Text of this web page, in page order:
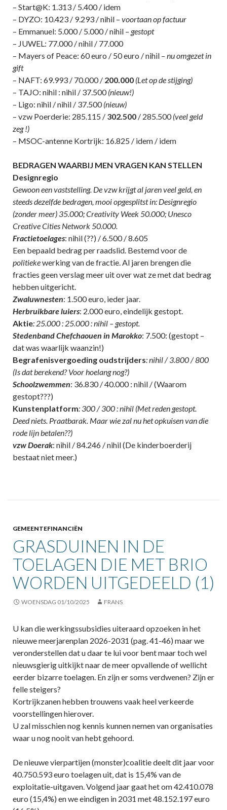
– Start@K: 1.313 / 5.400 / idem
– DYZO: 10.423 / 9.293 / nihil – voortaan op factuur
– Emmanuel: 5.000 / 5.000 / nihil – gestopt
– JUWEL: 77.000 / nihil / 77.000
– Mayers of Peace: 60 euro / 50 euro / nihil – nu omgezet in
gift
– NAFT: 69.993 / 70.000 / 200.000 (Let op de stijging)
– TAJO: nihil : nihil / 37.500(nieuw!)
– Ligo: nihil / nihil / 37.500(nieuw)
– vzw Poerderie: 285.115 / 302.500 / 285.500(veel geld
zeg !)
– MSOC-antenne Kortrijk: 16.825 / idem / idem
BEDRAGEN WAARBIJ MEN VRAGEN KAN STELLEN
Designregio
Gewoon een vaststelling. De vzw krijgt al jaren veel geld, en
steeds dezelfde bedragen, mooi opgesplitst in: Designregio
(zonder meer) 35.000; Creativity Week 50.000; Unesco
Creative Cities Network 50.000.
Fractietoelages: nihil (??) / 6.500 / 8.605
Een bepaald bedrag per raadslid. Bestemd voor de
politiekewerking van de fractie. Al jaren brengen die
fracties geen verslag meer uit over wat ze met dat bedrag
hebben uitgericht.
Zwaluwnesten: 1.500 euro, ieder jaar.
Herbruikbare luiers: 2.000 euro, eindelijk gestopt.
Aktie: 25.000 : 25.000 : nihil – gestopt.
Stedenband Chefchaouen in Marokko: 7.500: (gestopt –
dat was waarlijk waanzin!)
Begrafenisvergoeding oudstrijders: nihil / 3.800 / 800
(Is dat berekend? Voor hoelang nog?)
Schoolzwemmen: 36.830 / 40.000 : nihil / (Waarom
gestopt???)
Kunstenplatform: 300 / 300 : nihil (Met reden gestopt.
Deed niets. Praatbarak. Maar wie zal nu het opkuisen van die
rode lijn betalen??)
vzw Doerak: nihil / 84.246 / nihil (De kinderboerderij
bestaat niet meer.)
GEMEENTEFINANCIËN
GRASDUINEN IN DE
TOELAGEN DIE MET BRIO
WORDEN UITGEDEELD (1)
WOENSDAG 01/10/2025 FRANS
U kan die werkingssubsidies uiteraard opzoeken in het
nieuwe meerjarenplan 2026-2031 (pag. 41-46) maar we
veronderstellen dat u daar te lui voor bent maar toch wel
nieuwsgierig uitkijkt naar de meer opvallende of wellicht
eerder bizarre toelagen. En zijn er soms verdwenen? Zijn er
felle steigers?
Kortrijkzanen hebben trouwens vaak heel verkeerde
voorstellingen hierover.
U zal misschien nog kennis kunnen nemen van organisaties
waar u nog nooit van hebt gehoord.
De nieuwe vierpartijen (monster)coalitie deelt dit jaar voor
40.750.593 euro toelagen uit, dat is 15,4% van de
exploitatie-uitgaven. Volgend jaar gaat het om 42.410.078
euro (15,4%) en we eindigen in 2031 met 48.152.197 euro